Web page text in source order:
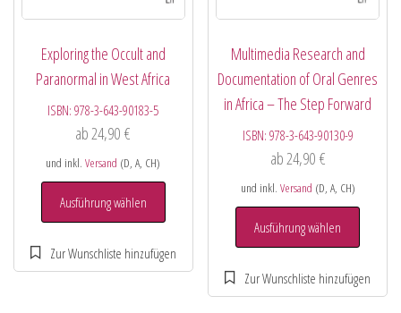
Exploring the Occult and
Paranormal in West Africa
ISBN:978-3-643-90183-5
ab 24,90€
und inkl.Versand (D, A, CH)
Ausführung wählen
Multimedia Research and
Documentation of Oral Genres
in Africa – The Step Forward
ISBN: 978-3-643-90130-9
ab 24,90 €
und inkl. Versand (D, A, CH)
Ausführung wählen